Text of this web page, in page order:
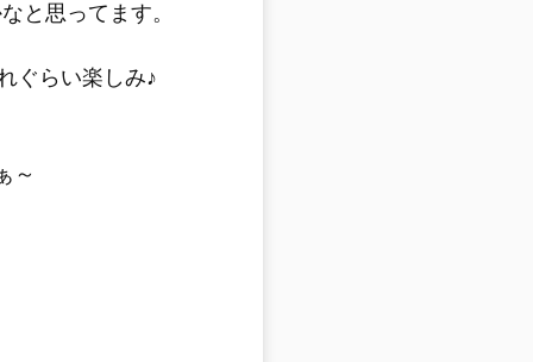
と思ってます。
ぐらい楽しみ♪
～